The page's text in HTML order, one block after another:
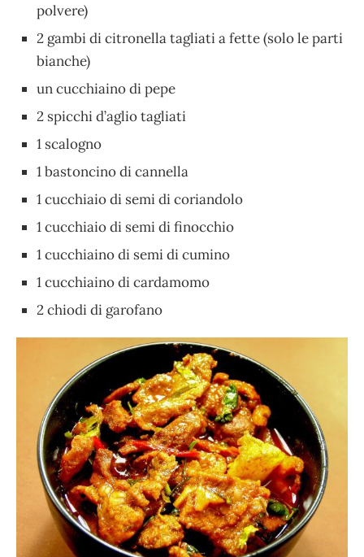
polvere)
2 gambi di citronella tagliati a fette (solo le parti
bianche)
un cucchiaino di pepe
2 spicchi d’aglio tagliati
1 scalogno
1 bastoncino di cannella
1 cucchiaio di semi di coriandolo
1 cucchiaio di semi di finocchio
1 cucchiaino di semi di cumino
1 cucchiaino di cardamomo
2 chiodi di garofano